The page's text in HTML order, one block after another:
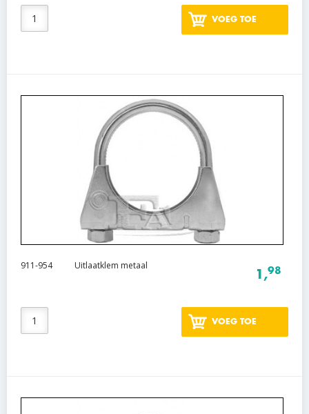
VOEG TOE
911-954 Uitlaatklem metaal
1,98
VOEG TOE